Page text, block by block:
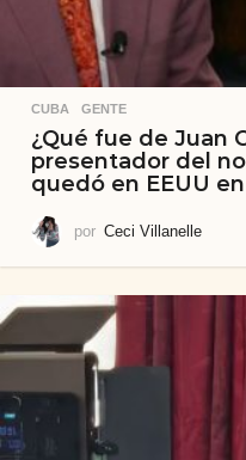
CUBA ,GENTE
¿Qué fue de Juan
presentador del
quedó en EEUU en
por Ceci Villanelle